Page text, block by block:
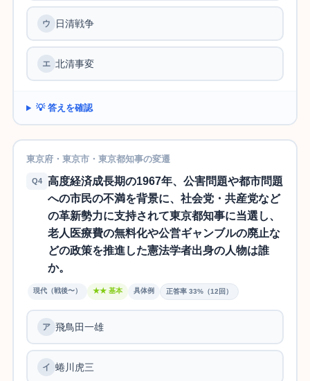
ウ 日清戦争
エ 北清事変
💡 答えを確認
東京府・東京市・東京都知事の変遷
Q4
高度経済成長期の1967年、公害問題や都市問題
への市民の不満を背景に、社会党・共産党など
の革新勢力に支持されて東京都知事に当選し、
老人医療費の無料化や公営ギャンブルの廃止な
どの政策を推進した憲法学者出身の人物は誰
か。
現代（戦後〜） ★★ 基本 具体例 正答率 33%（12回）
ア 飛鳥田一雄
イ 蜷川虎三